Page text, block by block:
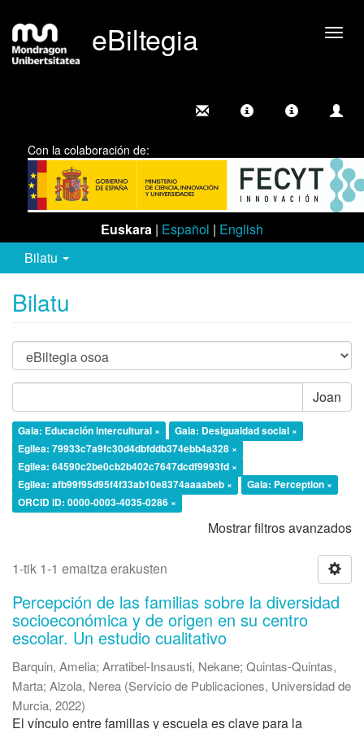
eBiltegia
Con la colaboración de:
Euskara | Español | English
Bilatu
Bilatu
Joan
Gaia: Educación intercultural ×
Gaia: Desigualdad social ×
Egilea: 79933c7a9fc30d4dbfddb374ebb4a328 ×
Egilea: 64590c2be0cb2b402c7647dcdf9993fd ×
Egilea: afb99f95d95f4f33ab10e8374aaaabeb ×
Gaia: Perception ×
ORCID iD: 0000-0003-4035-0286 ×
Mostrar filtros avanzados
1-tik 1-1 emaitza erakusten
Percepción de las familias sobre la diversidad
socioeconómica y de origen en su centro
escolar. Un estudio cualitativo
Barquin, Amelia; Arratibel-Insausti, Nekane; Quintas-Quintas,
Marta; Alzola, Nerea (Servicio de Publicaciones, Universidad de
Murcia, 2022)
El vínculo entre familias y escuela es clave para la